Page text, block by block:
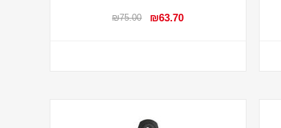
₪63.70
₪75.00